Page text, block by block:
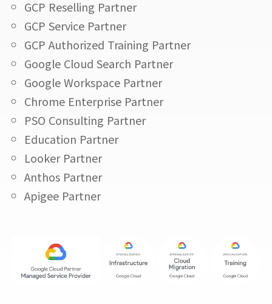
GCP Reselling Partner
GCP Service Partner
GCP Authorized Training Partner
Google Cloud Search Partner
Google Workspace Partner
Chrome Enterprise Partner
PSO Consulting Partner
Education Partner
Looker Partner
Anthos Partner
Apigee Partner